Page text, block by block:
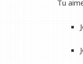
Tu